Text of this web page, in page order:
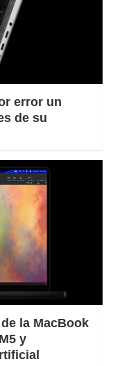
error un
de su
la MacBook
y